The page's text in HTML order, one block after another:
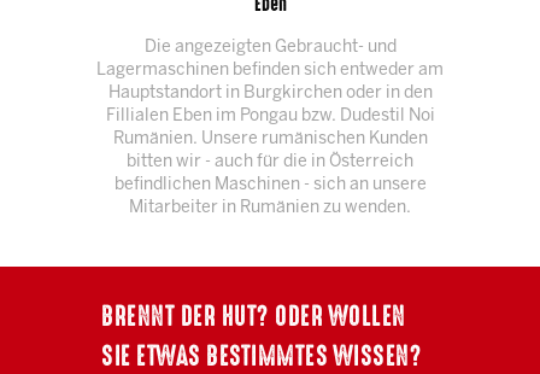
Eben
Die angezeigten Gebraucht- und
Lagermaschinen befinden sich entweder am
Hauptstandort in Burgkirchen oder in den
Fillialen Eben im Pongau bzw. Dudestil Noi
Rumänien. Unsere rumänischen Kunden
bitten wir - auch für die in Österreich
befindlichen Maschinen - sich an unsere
Mitarbeiter in Rumänien zu wenden.
BRENNT DER HUT? ODER WOLLEN
SIE ETWAS BESTIMMTES WISSEN?